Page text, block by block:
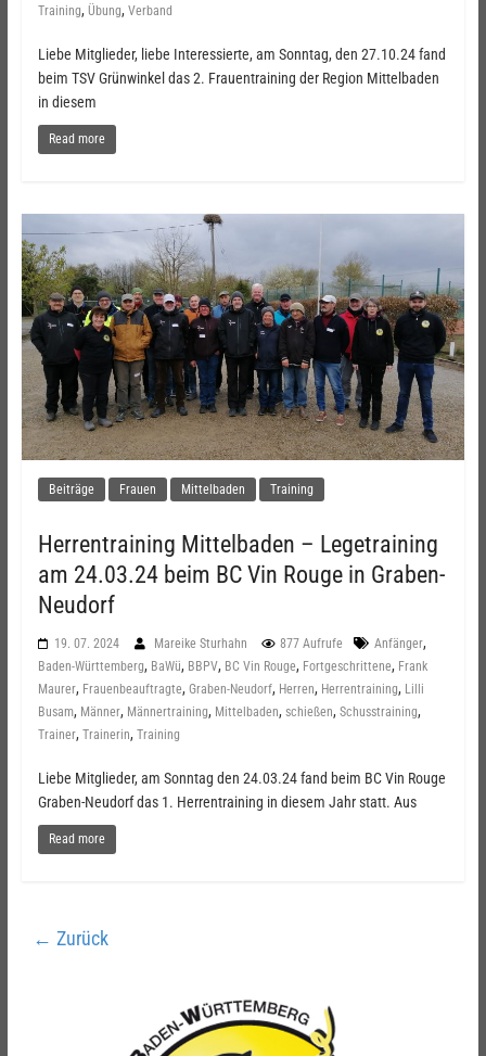
Training, Übung, Verband
Liebe Mitglieder, liebe Interessierte, am Sonntag, den 27.10.24 fand
beim TSV Grünwinkel das 2. Frauentraining der Region Mittelbaden
in diesem
Read more
Beiträge Frauen Mittelbaden Training
Herrentraining Mittelbaden – Legetraining
am 24.03.24 beim BC Vin Rouge in Graben-
Neudorf
19. 07. 2024 Mareike Sturhahn 877 Aufrufe Anfänger,
Baden-Württemberg, BaWü, BBPV, BC Vin Rouge, Fortgeschrittene, Frank
Maurer, Frauenbeauftragte, Graben-Neudorf, Herren, Herrentraining, Lilli
Busam, Männer, Männertraining, Mittelbaden, schießen, Schusstraining,
Trainer, Trainerin, Training
Liebe Mitglieder, am Sonntag den 24.03.24 fand beim BC Vin Rouge
Graben-Neudorf das 1. Herrentraining in diesem Jahr statt. Aus
Read more
← Zurück